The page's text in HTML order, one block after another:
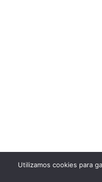
Utilizamos cookies para